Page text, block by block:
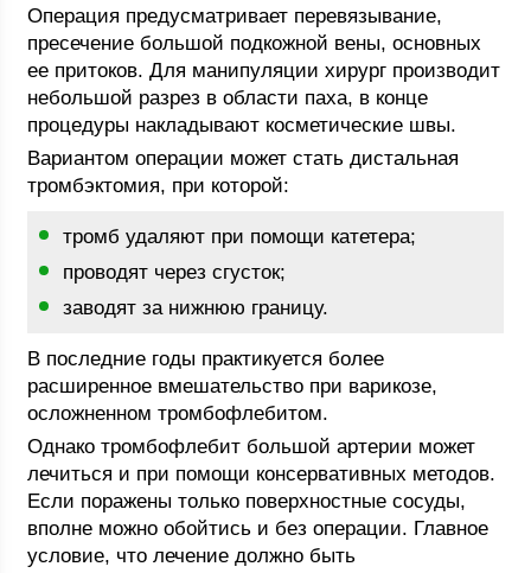
Операция предусматривает перевязывание,
пресечение большой подкожной вены, основных
ее притоков. Для манипуляции хирург производит
небольшой разрез в области паха, в конце
процедуры накладывают косметические швы.
Вариантом операции может стать дистальная
тромбэктомия, при которой:
тромб удаляют при помощи катетера;
проводят через сгусток;
заводят за нижнюю границу.
В последние годы практикуется более
расширенное вмешательство при варикозе,
осложненном тромбофлебитом.
Однако тромбофлебит большой артерии может
лечиться и при помощи консервативных методов.
Если поражены только поверхностные сосуды,
вполне можно обойтись и без операции. Главное
условие, что лечение должно быть